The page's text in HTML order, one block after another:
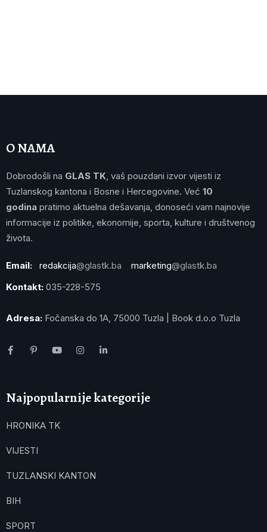
O NAMA
Dobrodošli na GLAS TK , vaš pouzdani izvor vijesti iz
Tuzlanskog kantona i Bosne i Hercegovine. Već 10
godina pratimo aktuelna dešavanja, donoseći vam najnovije
informacije iz politike, ekonomije, sporta, kulture i društvenog
života.
Email: redakcija@glastk.ba marketing@glastk.ba
Kontakt: 035-228-575
Adresa: Fočanska do 1A, 75000 Tuzla | Book d.o.o Tuzla
Najpopularnije kategorije
HRONIKA TK
VIJESTI
TUZLANSKI KANTON
BIH
SPORT